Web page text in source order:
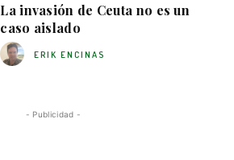
La invasión de Ceuta no es un
caso aislado
ERIK ENCINAS
- Publicidad -